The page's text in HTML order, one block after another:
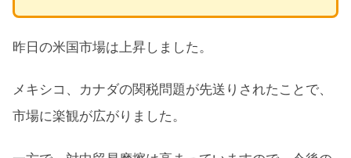
昨日の米国市場は上昇しました。
メキシコ、カナダの関税問題が先送りされたことで、
市場に楽観が広がりました。